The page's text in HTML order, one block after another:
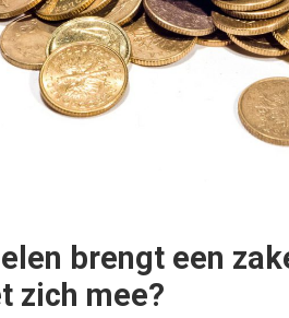
brengt een
zich mee?